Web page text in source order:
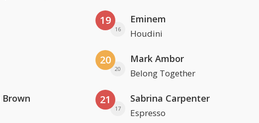
19
16
Eminem
Houdini
20
20
Mark Ambor
Belong Together
21
17
Sabrina Carpenter
Espresso